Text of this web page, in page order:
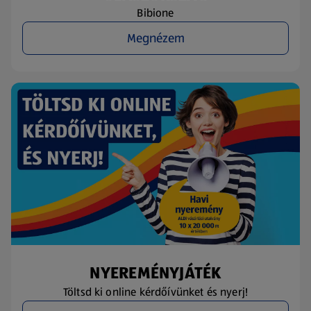
Bibione
Megnézem
NYEREMÉNYJÁTÉK
Töltsd ki online kérdőívünket és nyerj!